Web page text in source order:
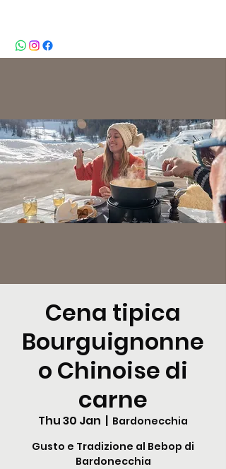
Cena tipica
Bourguignonne
o Chinoise di
carne
Thu 30 Jan
  |
Bardonecchia
Gusto e Tradizione al Bebop di
Bardonecchia